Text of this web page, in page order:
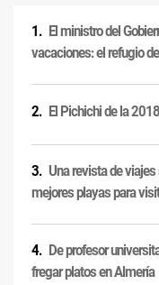
El ministro del
vacaciones: el refugio
El Pichichi de la
Una revista de
mejores playas para
De profesor
fregar platos en Almería